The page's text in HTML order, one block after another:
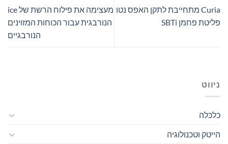
Curia מתחייבת לתקן האפס נטו
פליטת פחמן SBTi
מעצימה את פילוח הרשת של ice
הנורבגית עבור הכוחות המזוינים
הנורבגיים
ניווט
כלכלה
הייטק וטכנולוגיה